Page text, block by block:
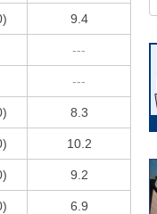
9.4
---
---
8.3
10.2
9.2
6.9